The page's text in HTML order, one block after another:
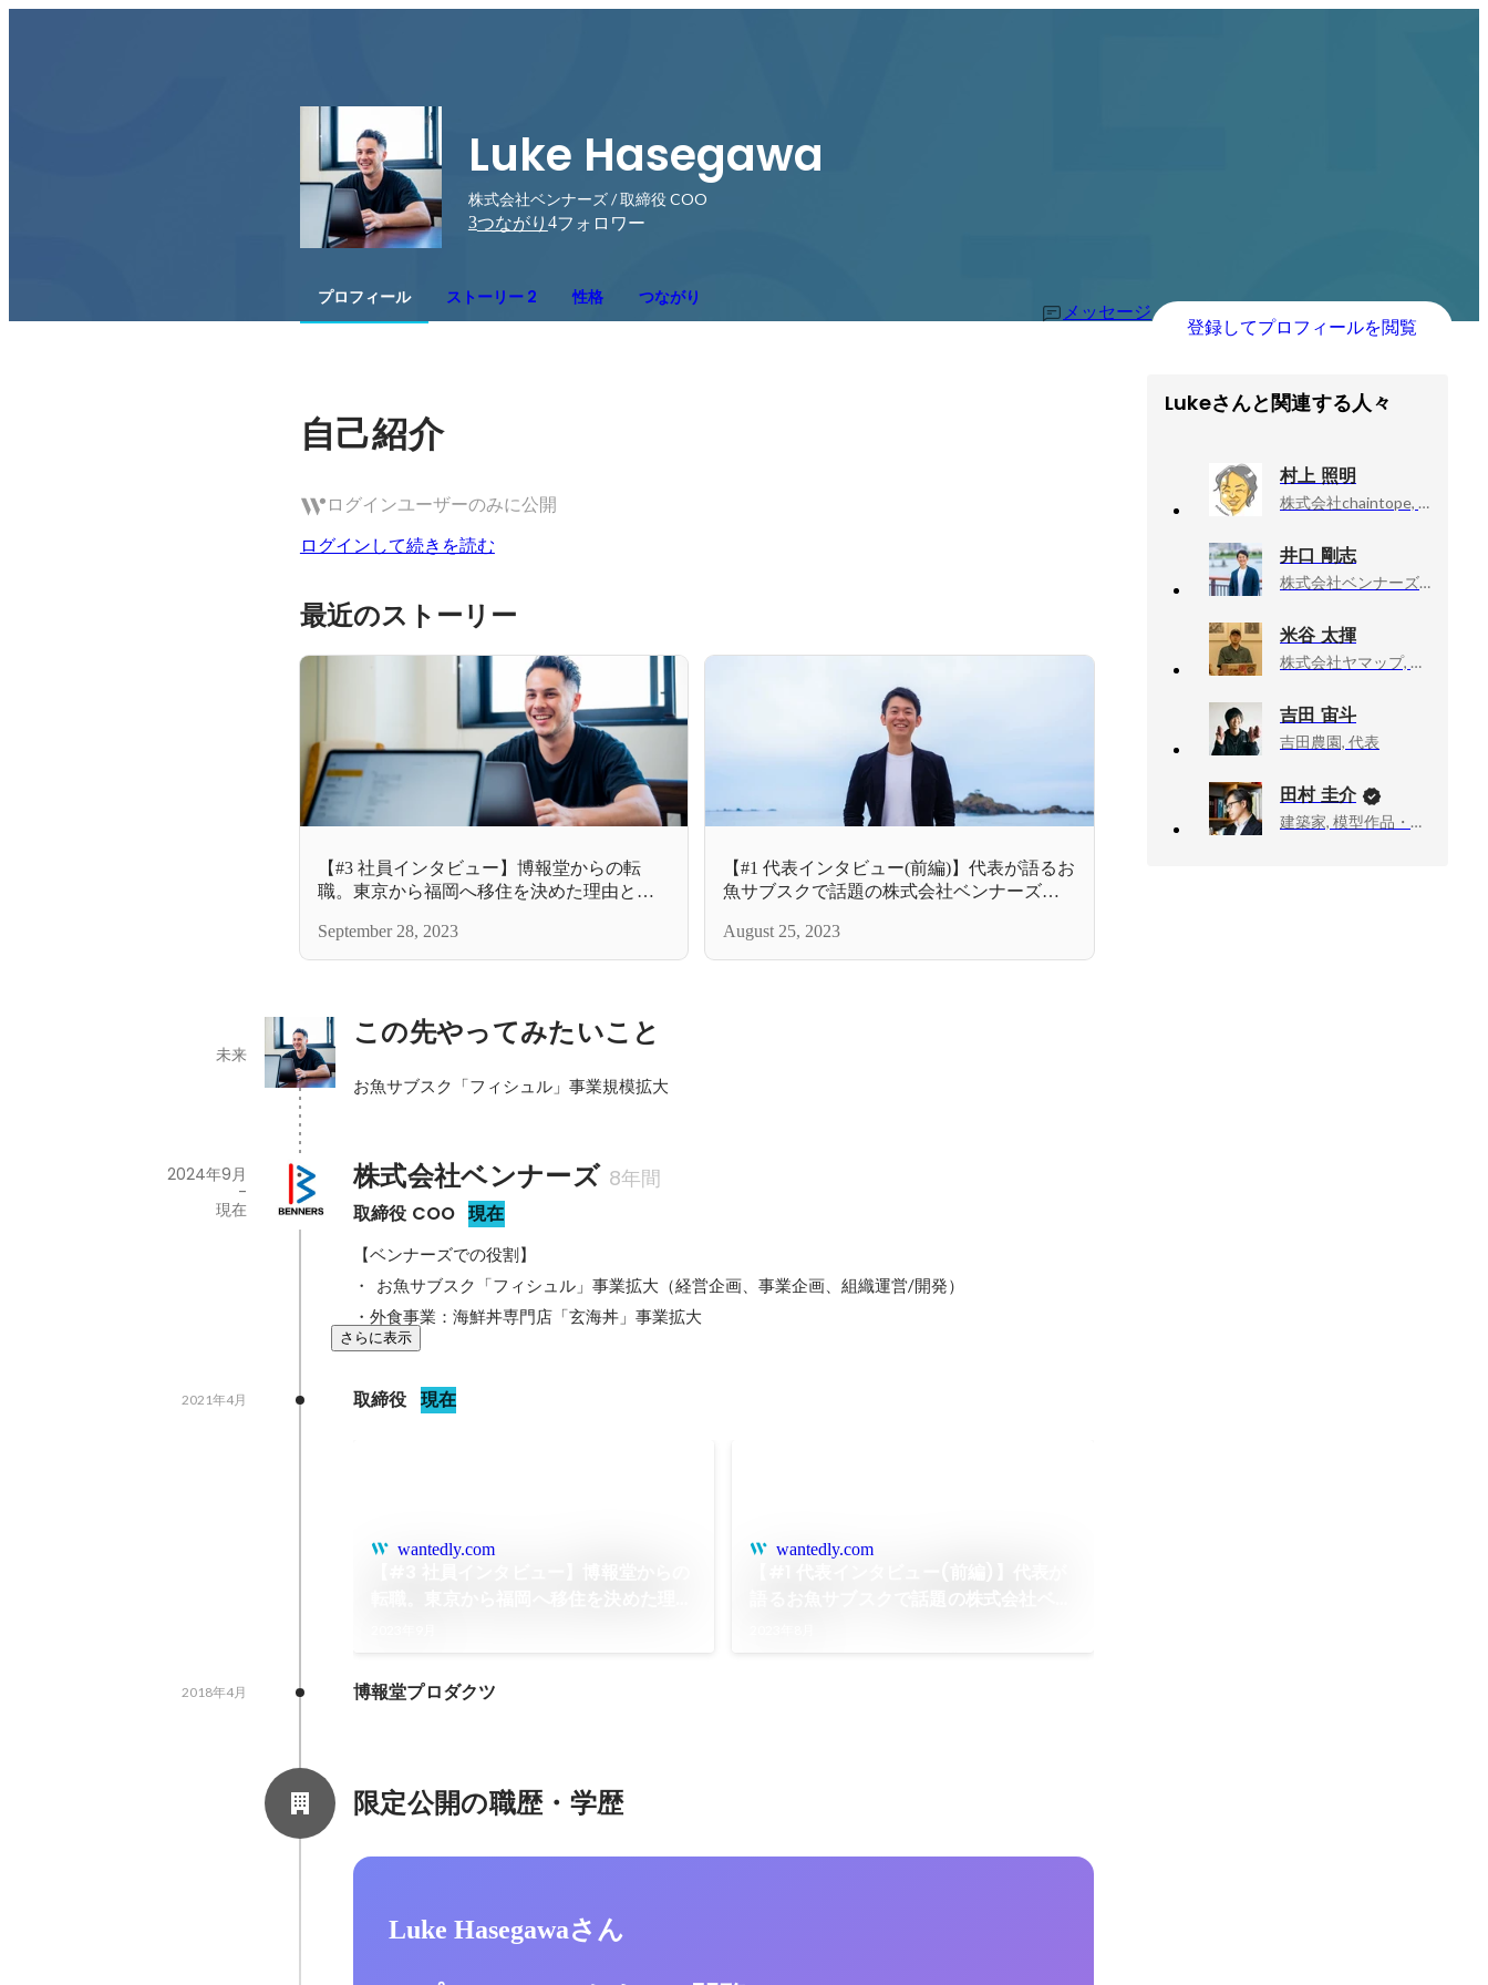
Luke Hasegawa
株式会社ベンナーズ / 取締役 COO
3つながり 4フォロワー
プロフィール ストーリー 2 性格 つながり
メッセージ
登録してプロフィールを閲覧
自己紹介
ログインユーザーのみに公開
ログインして続きを読む
最近のストーリー
【#3 社員インタビュー】博報堂からの転
職。東京から福岡へ移住を決めた理由と
September 28, 2023
【#1 代表インタビュー(前編)】代表が語るお
魚サブスクで話題の株式会社ベンナーズと
August 25, 2023
この先やってみたいこと
未来
お魚サブスク「フィシュル」事業規模拡大
株式会社ベンナーズ 8年間
取締役 COO 現在
2024年9月
-
現在
【ベンナーズでの役割】
・  お魚サブスク「フィシュル」事業拡大（経営企画、事業企画、組織運営/開発）
・外食事業：海鮮丼専門店「玄海丼」事業拡大
さらに表示
取締役 現在
2021年4月
wantedly.com wantedly.com
博報堂プロダクツ
2018年4月
限定公開の職歴・学歴
Luke Hasegawaさん
Lukeさんと関連する人々
村上 照明
株式会社chaintope, COO
井口 剛志
株式会社ベンナーズ, CEO＆Founder
米谷 太揮
株式会社ヤマップ, 共創推進事業本部 アウトドア事業開発部 西日本統括マネージャー
吉田 宙斗
吉田農園, 代表
田村 圭介
建築家, 模型作品・執筆活動